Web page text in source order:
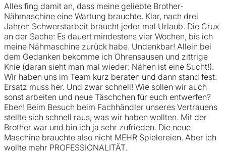
Alles fing damit an, dass meine geliebte Brother-
Nähmaschine eine Wartung brauchte. Klar, nach drei
Jahren Schwerstarbeit braucht jeder mal Urlaub. Die Crux
an der Sache: Es dauert mindestens vier Wochen, bis ich
meine Nähmaschine zurück habe. Undenkbar! Allein bei
dem Gedanken bekomme ich Ohrensausen und zittrige
Knie (daran sieht man mal wieder: Nähen ist eine Sucht!).
Wir haben uns im Team kurz beraten und dann stand fest:
Ersatz muss her. Und zwar schnell! Wie sollen wir auch
sonst arbeiten und neue Täschchen für euch entwerfen?
Eben! Beim Besuch beim Fachhändler unseres Vertrauens
stellte sich schnell raus, was wir haben wollten. Mit der
Brother war und bin ich ja sehr zufrieden. Die neue
Maschine brauchte also nicht MEHR Spielereien. Aber ich
wollte mehr PROFESSIONALITÄT.